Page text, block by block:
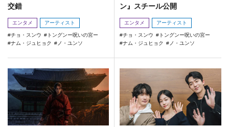
交錯
エンタメ アーティスト
チョ・スンウ
トングンー呪いの宮ー
ナム・ジュヒョク
ノ・ユンソ
ン』スチール公開
エンタメ アーティスト
チョ・スンウ
トングンー呪いの宮ー
ナム・ジュヒョク
ノ・ユンソ